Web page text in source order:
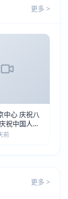
更多 >
中心 庆祝八
祝中国人民
周年
前
更多 >